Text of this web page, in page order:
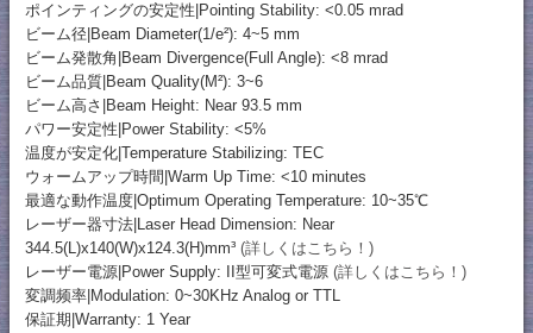
ポインティングの安定性|Pointing Stability: <0.05 mrad
ビーム径|Beam Diameter(1/e²): 4~5 mm
ビーム発散角|Beam Divergence(Full Angle): <8 mrad
ビーム品質|Beam Quality(M²): 3~6
ビーム高さ|Beam Height: Near 93.5 mm
パワー安定性|Power Stability: <5%
温度が安定化|Temperature Stabilizing: TEC
ウォームアップ時間|Warm Up Time: <10 minutes
最適な動作温度|Optimum Operating Temperature: 10~35℃
レーザー器寸法|Laser Head Dimension: Near
344.5(L)x140(W)x124.3(H)mm³ (詳しくはこちら！)
レーザー電源|Power Supply: II型可変式電源 (詳しくはこちら！)
変調频率|Modulation: 0~30KHz Analog or TTL
保証期|Warranty: 1 Year